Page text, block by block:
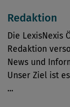
Redaktion
Die LexisNexis
Redaktion
News und
Unser Ziel ist
...